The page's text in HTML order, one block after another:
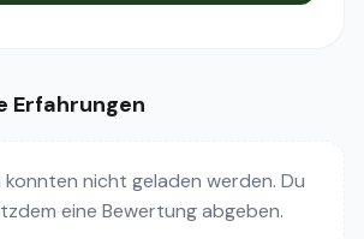
Erfahrungen
nicht geladen werden. Du
eine Bewertung abgeben.